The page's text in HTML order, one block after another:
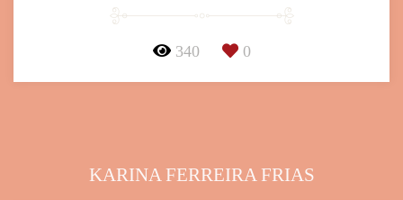
340 0
KARINA FERREIRA FRIAS